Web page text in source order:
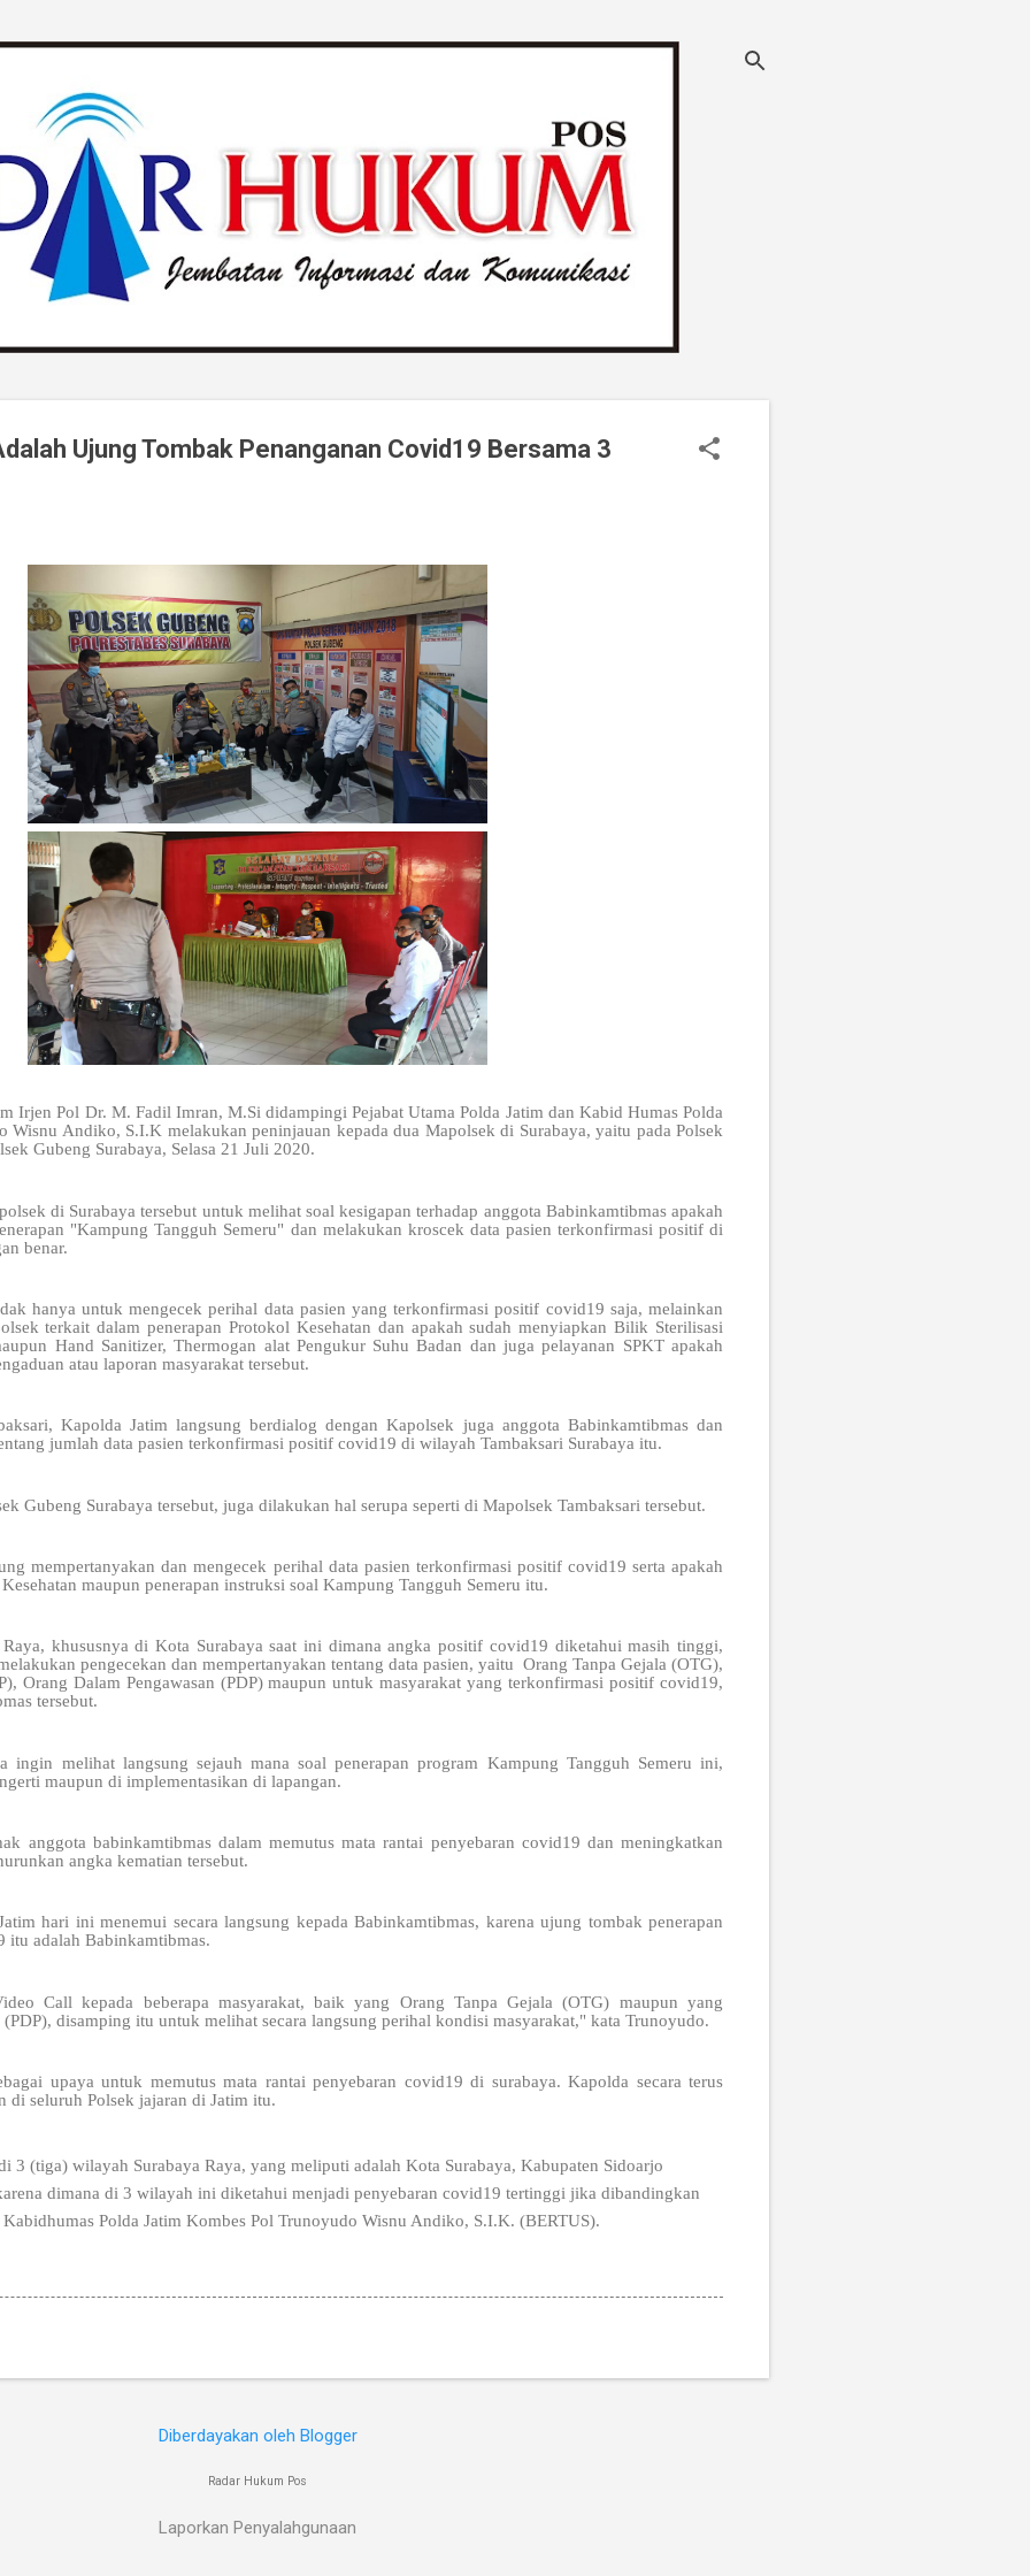
Ujung Tombak Penanganan Covid19 Bersama 3
Irjen Pol Dr. M. Fadil Imran, M.Si didampingi Pejabat Utama Polda Jatim dan Kabid Humas Polda
Wisnu Andiko, S.I.K melakukan peninjauan kepada dua Mapolsek di Surabaya, yaitu pada Polsek
Gubeng Surabaya, Selasa 21 Juli 2020.
di Surabaya tersebut untuk melihat soal kesigapan terhadap anggota Babinkamtibmas apakah
"Kampung Tangguh Semeru" dan melakukan kroscek data pasien terkonfirmasi positif di
benar.
hanya untuk mengecek perihal data pasien yang terkonfirmasi positif covid19 saja, melainkan
terkait dalam penerapan Protokol Kesehatan dan apakah sudah menyiapkan Bilik Sterilisasi
Hand Sanitizer, Thermogan alat Pengukur Suhu Badan dan juga pelayanan SPKT apakah
atau laporan masyarakat tersebut.
Kapolda Jatim langsung berdialog dengan Kapolsek juga anggota Babinkamtibmas dan
jumlah data pasien terkonfirmasi positif covid19 di wilayah Tambaksari Surabaya itu.
Gubeng Surabaya tersebut, juga dilakukan hal serupa seperti di Mapolsek Tambaksari tersebut.
mempertanyakan dan mengecek perihal data pasien terkonfirmasi positif covid19 serta apakah
maupun penerapan instruksi soal Kampung Tangguh Semeru itu.
khususnya di Kota Surabaya saat ini dimana angka positif covid19 diketahui masih tinggi,
pengecekan dan mempertanyakan tentang data pasien, yaitu Orang Tanpa Gejala (OTG),
Orang Dalam Pengawasan (PDP) maupun untuk masyarakat yang terkonfirmasi positif covid19,
tersebut.
ingin melihat langsung sejauh mana soal penerapan program Kampung Tangguh Semeru ini,
maupun di implementasikan di lapangan.
anggota babinkamtibmas dalam memutus mata rantai penyebaran covid19 dan meningkatkan
angka kematian tersebut.
hari ini menemui secara langsung kepada Babinkamtibmas, karena ujung tombak penerapan
itu adalah Babinkamtibmas.
Call kepada beberapa masyarakat, baik yang Orang Tanpa Gejala (OTG) maupun yang
disamping itu untuk melihat secara langsung perihal kondisi masyarakat," kata Trunoyudo.
upaya untuk memutus mata rantai penyebaran covid19 di surabaya. Kapolda secara terus
di seluruh Polsek jajaran di Jatim itu.
3 (tiga) wilayah Surabaya Raya, yang meliputi adalah Kota Surabaya, Kabupaten Sidoarjo
dimana di 3 wilayah ini diketahui menjadi penyebaran covid19 tertinggi jika dibandingkan
Polda Jatim Kombes Pol Trunoyudo Wisnu Andiko, S.I.K. (BERTUS).
Diberdayakan oleh Blogger
Radar Hukum Pos
Laporkan Penyalahgunaan